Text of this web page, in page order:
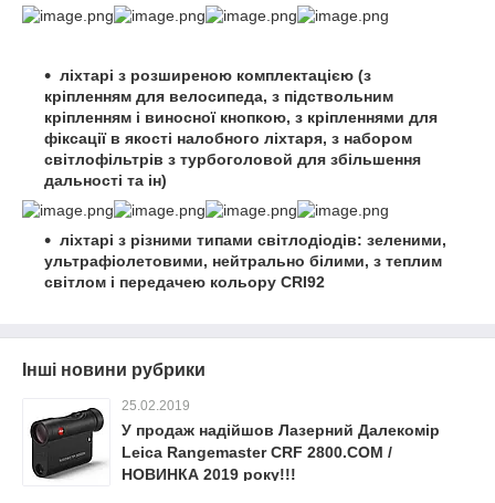
ліхтарі з розширеною комплектацією (з
кріпленням для велосипеда, з підствольним
кріпленням і виносної кнопкою, з кріпленнями для
фіксації в якості налобного ліхтаря, з набором
світлофільтрів з турбоголовой для збільшення
дальності та ін)
ліхтарі з різними типами світлодіодів: зеленими,
ультрафіолетовими, нейтрально білими, з теплим
світлом і передачею кольору CRI92
Інші новини рубрики
25.02.2019
У продаж надійшов Лазерний Далекомір
Leica Rangemaster CRF 2800.COM /
НОВИНКА 2019 року!!!